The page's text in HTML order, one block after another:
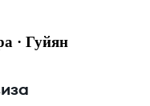
· Гуйян